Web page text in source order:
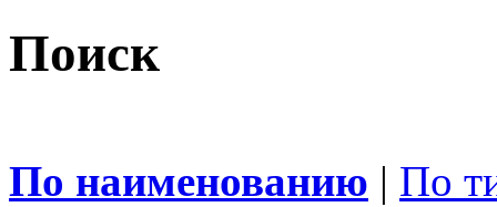
Поиск
По наименованию | По